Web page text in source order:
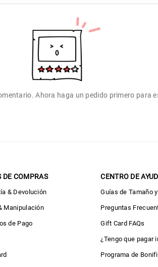
Ahora haga un pedido primero para
DE COMPRAS
& Devolución
Manipulación
de Pago
CENTRO DE
Guías de Tamaño
Preguntas
Gift Card FAQs
¿Tengo que pagar
Programa de